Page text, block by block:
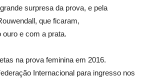
surpresa da prova, e pela
que ficaram,
e com a prata.
na prova feminina em 2016.
Internacional para ingresso nos